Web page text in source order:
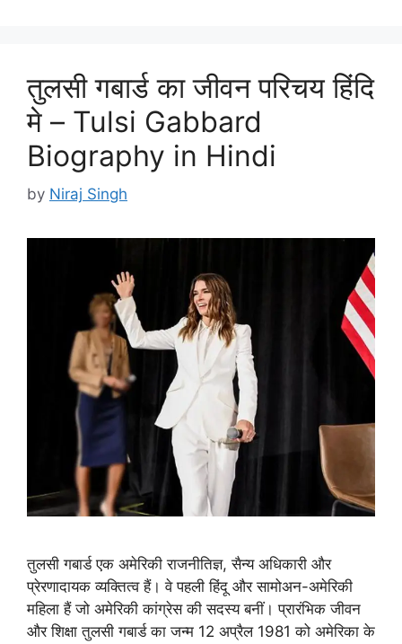
तुलसी गबार्ड का जीवन परिचय हिंदि
मे – Tulsi Gabbard
Biography in Hindi
by Niraj Singh
तुलसी गबार्ड एक अमेरिकी राजनीतिज्ञ, सैन्य अधिकारी और
प्रेरणादायक व्यक्तित्व हैं। वे पहली हिंदू और सामोअन-अमेरिकी
महिला हैं जो अमेरिकी कांग्रेस की सदस्य बनीं। प्रारंभिक जीवन
और शिक्षा तुलसी गबार्ड का जन्म 12 अप्रैल 1981 को अमेरिका के